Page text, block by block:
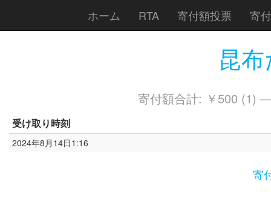
ホーム RTA 寄付額投票 寄
昆
寄付額合計: ￥500 (1)
受け取り時刻
2024年8月14日1:16
寄